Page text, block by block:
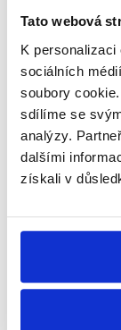
Tato webová
K
sociálních
soubory
sdílíme se
analýzy.
dalšími
získali v
Přihlaste
kanálu,
shrnutí
Začněte
přehled o
nepravdy